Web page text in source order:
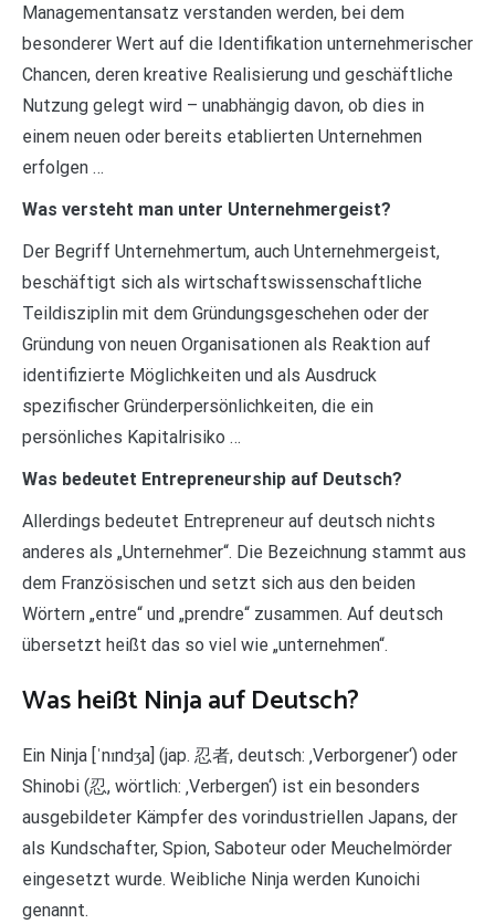
Managementansatz verstanden werden, bei dem
besonderer Wert auf die Identifikation unternehmerischer
Chancen, deren kreative Realisierung und geschäftliche
Nutzung gelegt wird – unabhängig davon, ob dies in
einem neuen oder bereits etablierten Unternehmen
erfolgen …
Was versteht man unter Unternehmergeist?
Der Begriff Unternehmertum, auch Unternehmergeist,
beschäftigt sich als wirtschaftswissenschaftliche
Teildisziplin mit dem Gründungsgeschehen oder der
Gründung von neuen Organisationen als Reaktion auf
identifizierte Möglichkeiten und als Ausdruck
spezifischer Gründerpersönlichkeiten, die ein
persönliches Kapitalrisiko …
Was bedeutet Entrepreneurship auf Deutsch?
Allerdings bedeutet Entrepreneur auf deutsch nichts
anderes als „Unternehmer“. Die Bezeichnung stammt aus
dem Französischen und setzt sich aus den beiden
Wörtern „entre“ und „prendre“ zusammen. Auf deutsch
übersetzt heißt das so viel wie „unternehmen“.
Was heißt Ninja auf Deutsch?
Ein Ninja [ˈnɪndʒa] (jap. 忍者, deutsch: ‚Verborgener‘) oder
Shinobi (忍, wörtlich: ‚Verbergen‘) ist ein besonders
ausgebildeter Kämpfer des vorindustriellen Japans, der
als Kundschafter, Spion, Saboteur oder Meuchelmörder
eingesetzt wurde. Weibliche Ninja werden Kunoichi
genannt.